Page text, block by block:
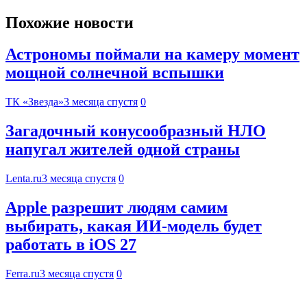
Похожие новости
Астрономы поймали на камеру момент
мощной солнечной вспышки
ТК «Звезда»3 месяца спустя 0
Загадочный конусообразный НЛО
напугал жителей одной страны
Lenta.ru3 месяца спустя 0
Apple разрешит людям самим
выбирать, какая ИИ-модель будет
работать в iOS 27
Ferra.ru3 месяца спустя 0